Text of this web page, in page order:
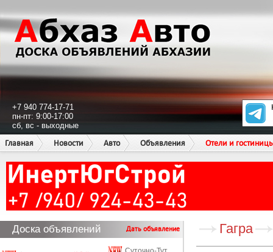
+7 940 774-17-71
пн-пт: 9:00-17:00
сб, вс - выходные
Главная
Новости Авто Объявления Отели и
Доска объявлений Дать объявление Гагра